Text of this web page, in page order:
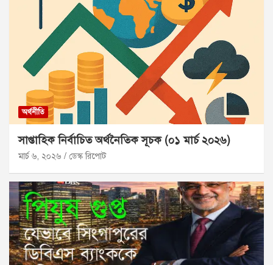
অর্থনীতি
সাপ্তাহিক নির্বাচিত অর্থনৈতিক সূচক (০১ মার্চ ২০২৬)
মার্চ ৬, ২০২৬ ডেস্ক রিপোট